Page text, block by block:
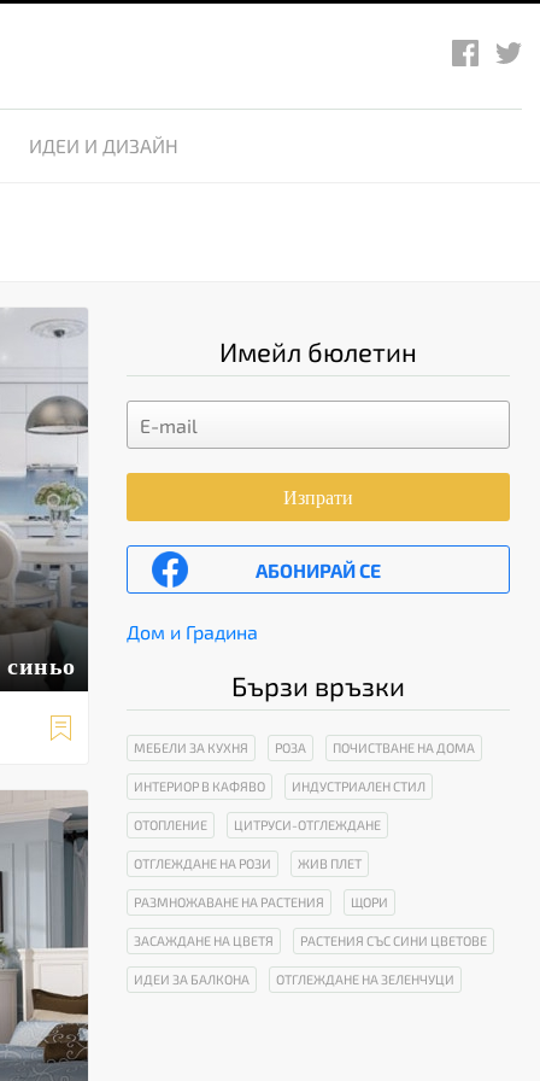
ИДЕИ И ДИЗАЙН
синьо

Имейл бюлетин
Изпрати
АБОНИРАЙ СЕ
Дом и Градина
Бързи връзки
МЕБЕЛИ ЗА КУХНЯ РОЗА ПОЧИСТВАНЕ НА ДОМА
ИНТЕРИОР В КАФЯВО ИНДУСТРИАЛЕН СТИЛ
ОТОПЛЕНИЕ ЦИТРУСИ-ОТГЛЕЖДАНЕ
ОТГЛЕЖДАНЕ НА РОЗИ ЖИВ ПЛЕТ
РАЗМНОЖАВАНЕ НА РАСТЕНИЯ ЩОРИ
ЗАСАЖДАНЕ НА ЦВЕТЯ РАСТЕНИЯ СЪС СИНИ ЦВЕТОВЕ
ИДЕИ ЗА БАЛКОНА ОТГЛЕЖДАНЕ НА ЗЕЛЕНЧУЦИ